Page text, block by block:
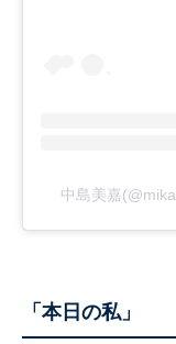
中島美嘉
「本日の私」